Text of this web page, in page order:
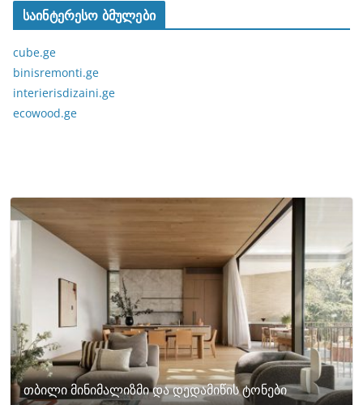
საინტერესო ბმულები
cube.ge
binisremonti.ge
interierisdizaini.ge
ecowood.ge
თბილი მინიმალიზმი და დედამიწის ტონები